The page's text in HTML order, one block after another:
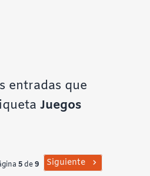
entradas que
Juegos
5 de9 Siguiente
Alto contraste
Fondo claro